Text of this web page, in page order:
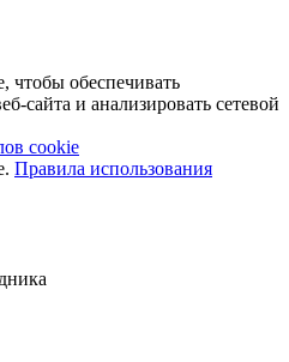
обеспечивать
сайта и анализировать сетевой
cookie
Правила использования